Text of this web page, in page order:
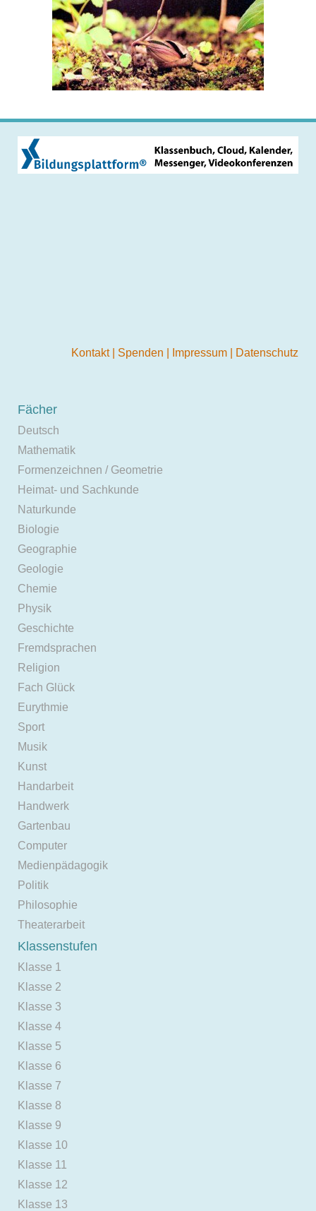
Kontakt Spenden Impressum Datenschutz
Fächer
Deutsch
Mathematik
Formenzeichnen / Geometrie
Heimat- und Sachkunde
Naturkunde
Biologie
Geographie
Geologie
Chemie
Physik
Geschichte
Fremdsprachen
Religion
Fach Glück
Eurythmie
Sport
Musik
Kunst
Handarbeit
Handwerk
Gartenbau
Computer
Medienpädagogik
Politik
Philosophie
Theaterarbeit
Klassenstufen
Klasse 1
Klasse 2
Klasse 3
Klasse 4
Klasse 5
Klasse 6
Klasse 7
Klasse 8
Klasse 9
Klasse 10
Klasse 11
Klasse 12
Klasse 13